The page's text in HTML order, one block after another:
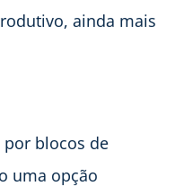
ainda mais
por blocos de
uma opção